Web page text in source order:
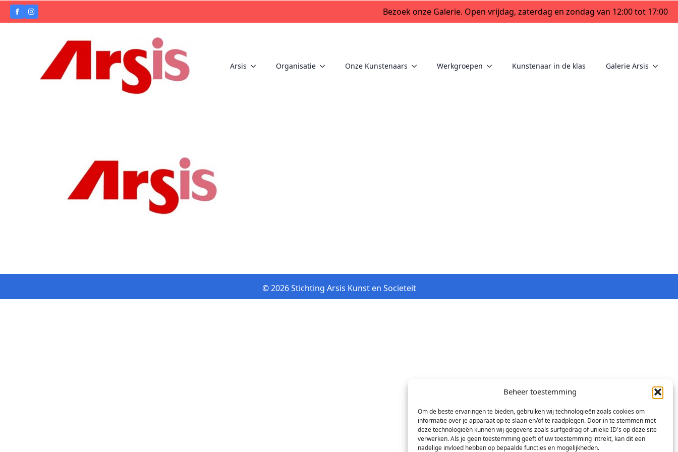
Beheer toestemming
Om de beste ervaringen te bieden, gebruiken wij technologieën zoals cookies om
informatie over je apparaat op te slaan en/of te raadplegen. Door in te stemmen met
deze technologieën kunnen wij gegevens zoals surfgedrag of unieke ID's op deze site
verwerken. Als je geen toestemming geeft of uw toestemming intrekt, kan dit een
nadelige invloed hebben op bepaalde functies en mogelijkheden.
Bezoek onze Galerie. Open vrijdag, zaterdag en zondag van 12:00 tot 17:00
Arsis Organisatie Onze Kunstenaars Werkgroepen Kunstenaar in de klas Galerie Arsis
© 2026 Stichting Arsis Kunst en Societeit